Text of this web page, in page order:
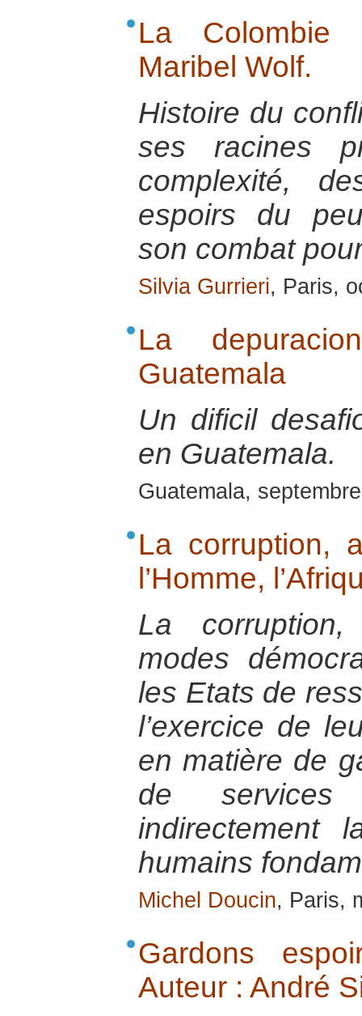
La Colombie
Maribel Wolf.
Histoire du
ses racines
complexité,
espoirs du
son combat
Silvia Gurrieri, Paris,
La
Guatemala
Un dificil
en Guatemala.
Guatemala,
La corruption,
l’Homme,
La
modes
les Etats de
l’exercice de
en matière de
de
indirectement
humains
Michel Doucin, Paris,
Gardons
Auteur : André